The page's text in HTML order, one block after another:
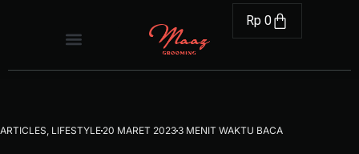
Rp 0
ARTICLES LIFESTYLE 20 MARET 2023 3 MENIT WAKTU BACA